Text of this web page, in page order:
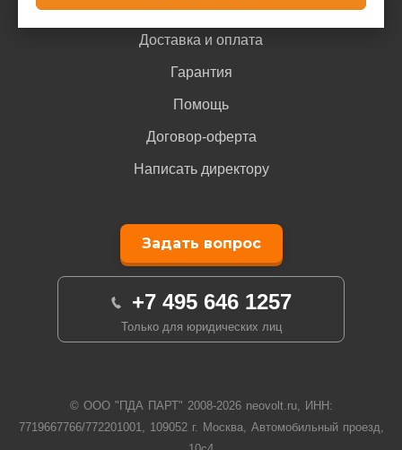
Доставка и оплата
Гарантия
Помощь
Договор-оферта
Написать директору
Задать вопрос
+7 495 646 1257
Только для юридических лиц
© ООО "ПДА ПАРТ" 2008-2026neovolt.ru, ИНН:
7719667766/772201001, 109052 г. Москва, Автомобильный проезд,